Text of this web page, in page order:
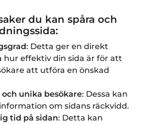
du kan spåra och
: Detta ger en direkt
hur effektiv din sida är för att
att utföra en önskad
unika besökare: Dessa kan
om sidans räckvidd.
tid på sidan: Detta kan